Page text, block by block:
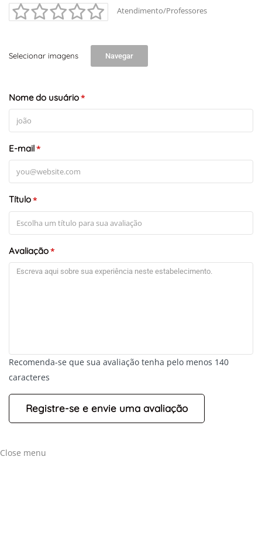
+-
Leaflet
Atendimento/Professores
Selecionar imagens Navegar
Nome do usuário*
E-mail*
Título*
Avaliação*
Recomenda-se que sua avaliação tenha pelo menos 140
caracteres
Close menu